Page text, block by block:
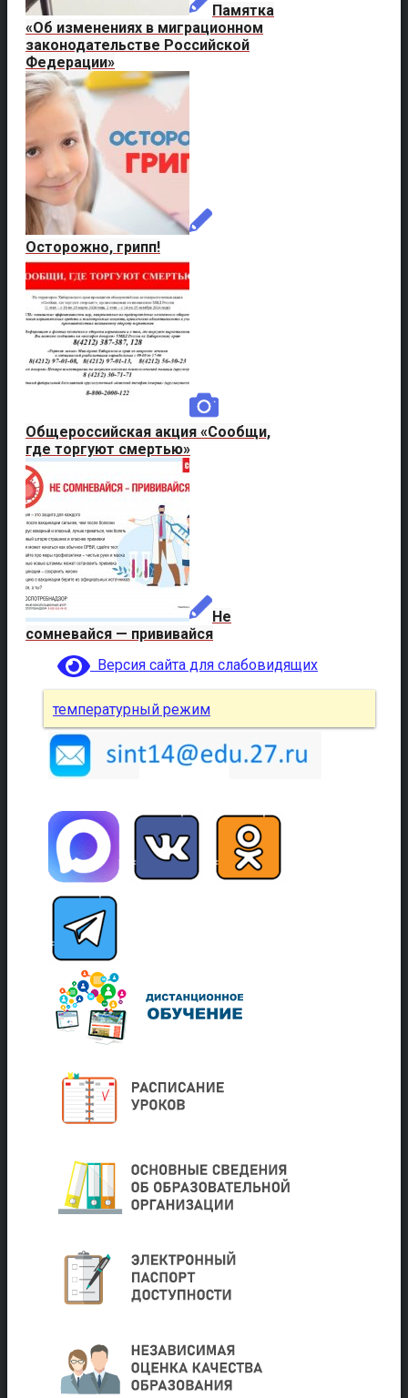
Памятка
«Об изменениях в миграционном
законодательстве Российской
Федерации»
Осторожно, грипп!
Общероссийская акция «Сообщи,
где торгуют смертью»
Не
сомневайся — прививайся
Версия сайта для слабовидящих
температурный режим